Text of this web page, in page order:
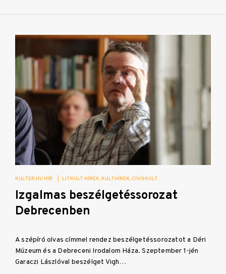
KULTER.HU HÍR LITKULT HÍREK KULTHÍREK CÍVISKULT
Izgalmas beszélgetéssorozat
Debrecenben
A szépíró olvas címmel rendez beszélgetéssorozatot a Déri
Múzeum és a Debreceni Irodalom Háza. Szeptember 1-jén
Garaczi Lászlóval beszélget Vigh…